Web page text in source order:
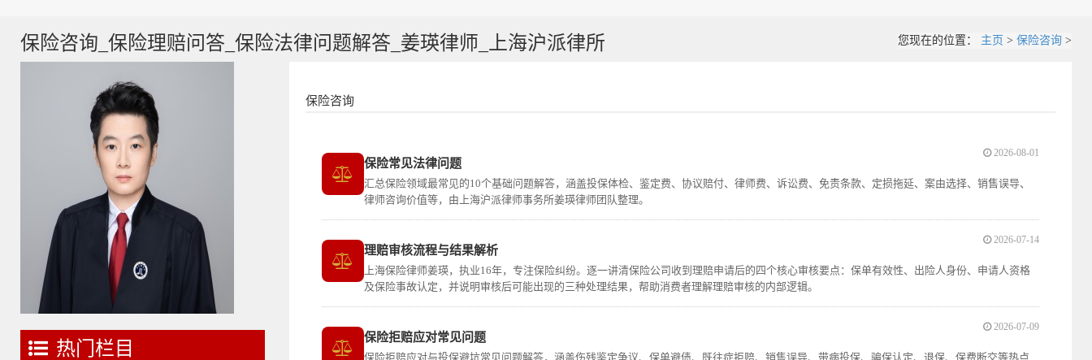
保险咨询_保险理赔问答_保险法律问题解答_姜瑛律师_上海沪派律所 您现在的位置： 主页 > 保险咨询 >
热门栏目
保险咨询
保险常见法律问题
汇总保险领域最常见的10个基础问题解答，涵盖投保体检、鉴定费、协议赔付、律师费、诉讼费、免责条款、定损拖延、案由选择、销售误导、
律师咨询价值等，由上海沪派律师事务所姜瑛律师团队整理。
2026-08-01
理赔审核流程与结果解析
上海保险律师姜瑛，执业16年，专注保险纠纷。逐一讲清保险公司收到理赔申请后的四个核心审核要点：保单有效性、出险人身份、申请人资格
及保险事故认定，并说明审核后可能出现的三种处理结果，帮助消费者理解理赔审核的内部逻辑。
2026-07-14
保险拒赔应对常见问题
保险拒赔应对与投保避坑常见问题解答，涵盖伤残鉴定争议、保单避债、既往症拒赔、销售误导、带病投保、骗保认定、退保、保费断交等热点
2026-07-09